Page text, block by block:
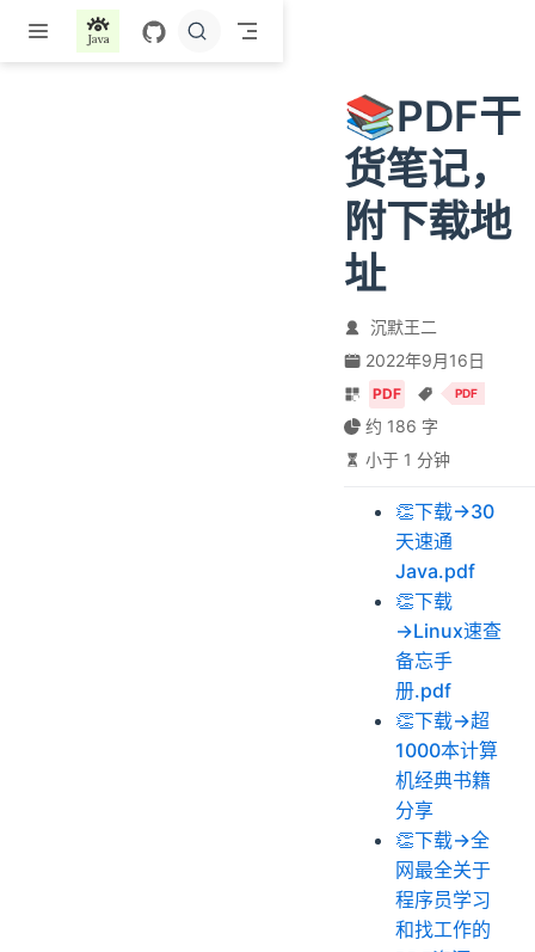
跳至主要內容
📚PDF干
货笔记，
附下载地
址
沉默王二
2022年9月16日
PDF PDF
约 186 字
小于 1 分钟
👏下载→30
天速通
Java.pdf
👏下载
→Linux速查
备忘手
册.pdf
👏下载→超
1000本计算
机经典书籍
分享
👏下载→全
网最全关于
程序员学习
和找工作的